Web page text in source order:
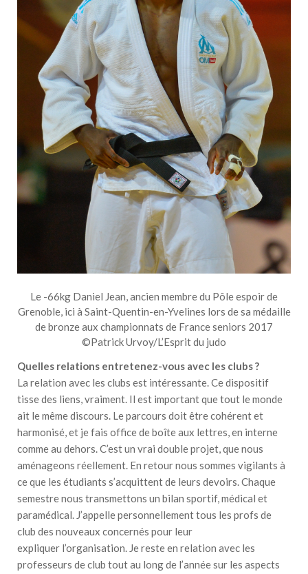
Le -66kg Daniel Jean, ancien membre du Pôle espoir de
Grenoble, ici à Saint-Quentin-en-Yvelines lors de sa médaille
de bronze aux championnats de France seniors 2017
©Patrick Urvoy/L’Esprit du judo
Quelles relations entretenez-vous avec les clubs ?
La relation avec les clubs est intéressante. Ce dispositif
tisse des liens, vraiment. Il est important que tout le monde
ait le même discours. Le parcours doit être cohérent et
harmonisé, et je fais office de boîte aux lettres, en interne
comme au dehors. C’est un vrai double projet, que nous
aménageons réellement. En retour nous sommes vigilants à
ce que les étudiants s’acquittent de leurs devoirs. Chaque
semestre nous transmettons un bilan sportif, médical et
paramédical. J’appelle personnellement tous les profs de
club des nouveaux concernés pour leur
expliquer l’organisation. Je reste en relation avec les
professeurs de club tout au long de l’année sur les aspects